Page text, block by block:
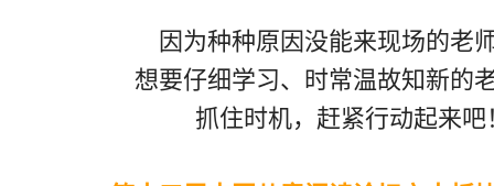
因为种种原因没能来现场的老
想要仔细学习、时常温故知新的
抓住时机，赶紧行动起来吧